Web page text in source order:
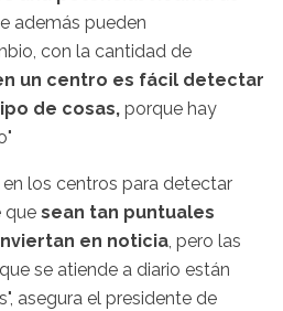
además pueden
con la cantidad de
un centro es fácil detectar
de cosas, porque hay
los centros para detectar
que sean tan puntuales
en noticia, pero las
se atiende a diario están
asegura el presidente de